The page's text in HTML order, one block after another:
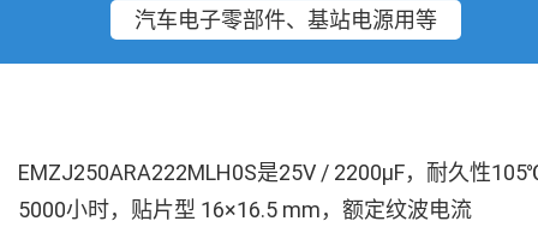
汽车电子零部件、基站电源用等
EMZJ250ARA222MLH0S是25V / 2200µF，耐久性
5000小时，贴片型 16×16.5 mm，额定纹波电流